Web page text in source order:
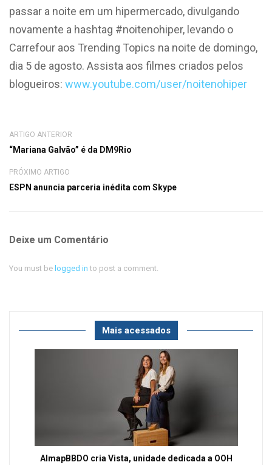
passar a noite em um hipermercado, divulgando
novamente a hashtag #noitenohiper, levando o
Carrefour aos Trending Topics na noite de domingo,
dia 5 de agosto. Assista aos filmes criados pelos
blogueiros: www.youtube.com/user/noitenohiper
ARTIGO ANTERIOR
“Mariana Galvão” é da DM9Rio
PRÓXIMO ARTIGO
ESPN anuncia parceria inédita com Skype
Deixe um Comentário
You must be logged in to post a comment.
Mais acessados
AlmapBBDO cria Vista, unidade dedicada a OOH